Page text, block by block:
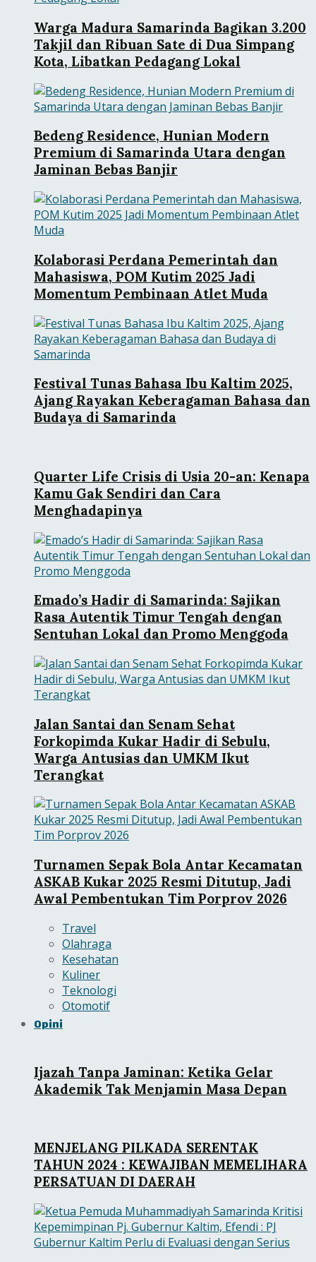
Warga Madura Samarinda Bagikan 3.200
Takjil dan Ribuan Sate di Dua Simpang
Kota, Libatkan Pedagang Lokal
Bedeng Residence, Hunian Modern
Premium di Samarinda Utara dengan
Jaminan Bebas Banjir
Kolaborasi Perdana Pemerintah dan
Mahasiswa, POM Kutim 2025 Jadi
Momentum Pembinaan Atlet Muda
Festival Tunas Bahasa Ibu Kaltim 2025,
Ajang Rayakan Keberagaman Bahasa dan
Budaya di Samarinda
Quarter Life Crisis di Usia 20-an: Kenapa
Kamu Gak Sendiri dan Cara
Menghadapinya
Emado’s Hadir di Samarinda: Sajikan
Rasa Autentik Timur Tengah dengan
Sentuhan Lokal dan Promo Menggoda
Jalan Santai dan Senam Sehat
Forkopimda Kukar Hadir di Sebulu,
Warga Antusias dan UMKM Ikut
Terangkat
Turnamen Sepak Bola Antar Kecamatan
ASKAB Kukar 2025 Resmi Ditutup, Jadi
Awal Pembentukan Tim Porprov 2026
Travel
Olahraga
Kesehatan
Kuliner
Teknologi
Otomotif
Opini
Ijazah Tanpa Jaminan: Ketika Gelar
Akademik Tak Menjamin Masa Depan
MENJELANG PILKADA SERENTAK
TAHUN 2024 : KEWAJIBAN MEMELIHARA
PERSATUAN DI DAERAH